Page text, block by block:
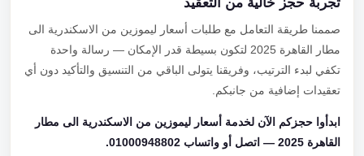
صممنا طريقة التعامل مع طلبات أسعار ليموزين من الاسكندرية الى
مطار القاهرة 2025 لتكون بسيطة قدر الإمكان — رسالة واحدة
تكفي لبدء الترتيب، وفريقنا يتولى الباقي من التنسيق والتأكيد دون أي
تعقيدات إضافية من جانبكم.
ابدأوا حجزكم الآن لخدمة أسعار ليموزين من الاسكندرية الى مطار
القاهرة 2025 — اتصل أو واتساب 01000948802.